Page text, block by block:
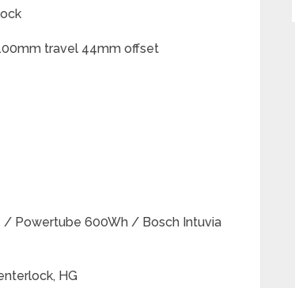
100mm travel 44mm offset
/ Powertube 600Wh / Bosch Intuvia
HG